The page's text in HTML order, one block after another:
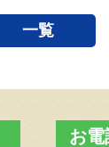
一覧
お電